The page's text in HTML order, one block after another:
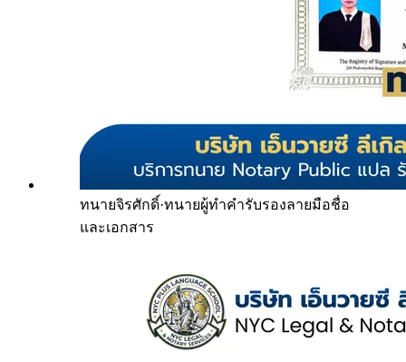
ทนายจิรศักดิ์·ทนายผู้ทำคำรับรองลายมือชื่อ
และเอกสาร